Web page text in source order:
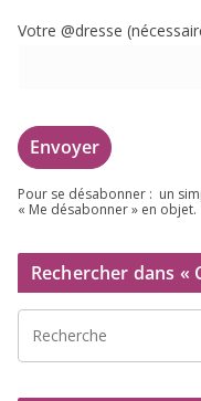
Votre @dresse
Pour se désa­bon­ner : un
« Me désa­bon­ner » en objet.
Rechercher dans «